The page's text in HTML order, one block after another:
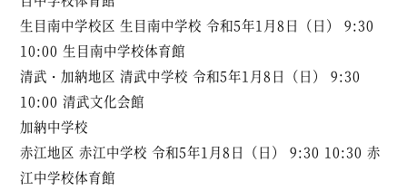
生目南中学校区 生目南中学校 令和5年1月8日（日） 9:30
10:00 生目南中学校体育館
清武・加納地区 清武中学校 令和5年1月8日（日） 9:30
10:00 清武文化会館
加納中学校
赤江地区 赤江中学校 令和5年1月8日（日） 9:30 10:30 赤
江中学校体育館